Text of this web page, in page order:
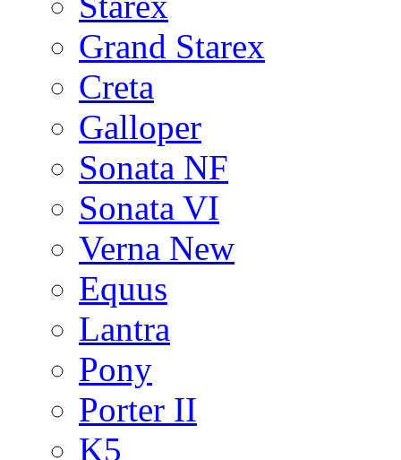
Grand Starex
Creta
Galloper
Sonata NF
Sonata VI
Verna New
Equus
Lantra
Pony
Porter II
K5